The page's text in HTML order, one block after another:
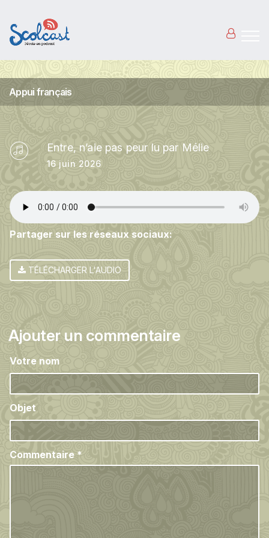
Appui français
Entre, n’aie pas peur lu par Mélie
16 juin 2026
Partager sur les réseaux sociaux:
TÉLÉCHARGER L'AUDIO
Ajouter un commentaire
Votre nom
Objet
Commentaire *